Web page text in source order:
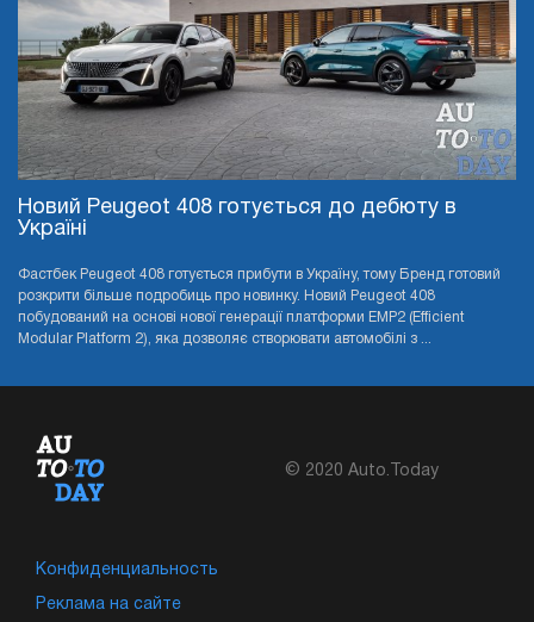
Новий Peugeot 408 готується до дебюту в
Україні
Фастбек Peugeot 408 готується прибути в Україну, тому Бренд готовий
розкрити більше подробиць про новинку. Новий Peugeot 408
побудований на основі нової генерації платформи EMP2 (Efficient
Modular Platform 2), яка дозволяє створювати автомобілі з ...
© 2020 Auto.Today
Конфиденциальность
Реклама на сайте